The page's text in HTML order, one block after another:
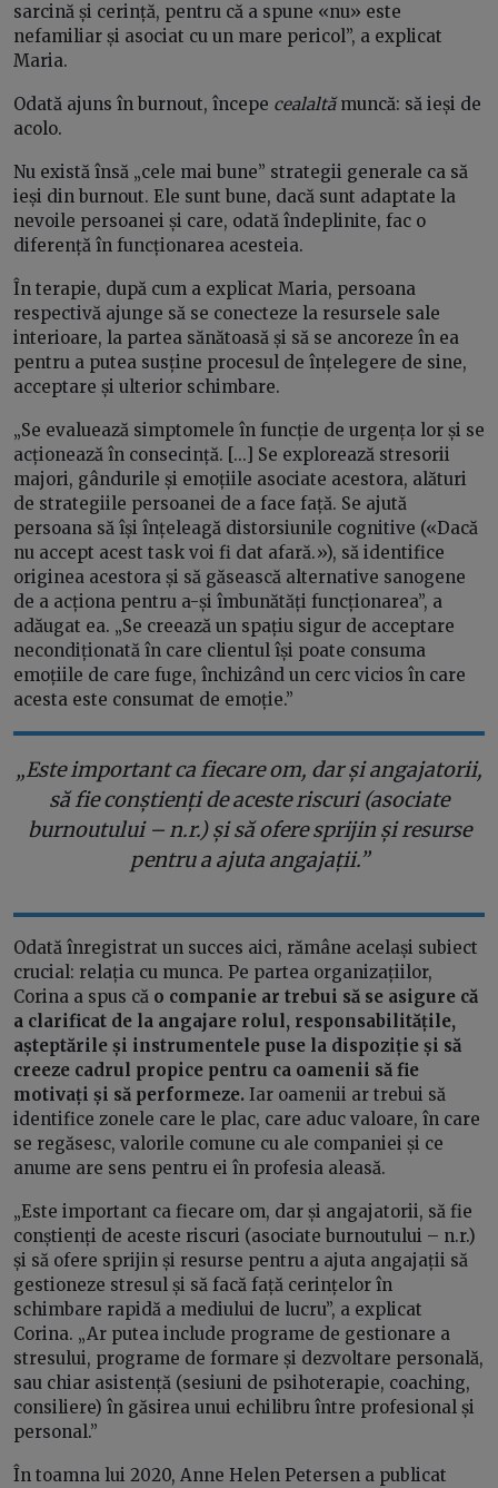
sarcină și cerință, pentru că a spune «nu» este
nefamiliar și asociat cu un mare pericol”, a explicat
Maria.
Odată ajuns în burnout, începe cealaltămuncă: să ieși de
acolo.
Nu există însă „cele mai bune” strategii generale ca să
ieși din burnout. Ele sunt bune, dacă sunt adaptate la
nevoile persoanei și care, odată îndeplinite, fac o
diferență în funcționarea acesteia.
În terapie, după cum a explicat Maria, persoana
respectivă ajunge să se conecteze la resursele sale
interioare, la partea sănătoasă și să se ancoreze în ea
pentru a putea susține procesul de înțelegere de sine,
acceptare și ulterior schimbare.
„Se evaluează simptomele în funcție de urgența lor și se
acționează în consecință. [...] Se explorează stresorii
majori, gândurile și emoțiile asociate acestora, alături
de strategiile persoanei de a face față. Se ajută
persoana să își înțeleagă distorsiunile cognitive («Dacă
nu accept acest task voi fi dat afară.»), să identifice
originea acestora și să găsească alternative sanogene
de a acționa pentru a-și îmbunătăți funcționarea”, a
adăugat ea. „Se creează un spațiu sigur de acceptare
necondiționată în care clientul își poate consuma
emoțiile de care fuge, închizând un cerc vicios în care
acesta este consumat de emoție.”
„Este important ca fiecare om, dar și angajatorii,
să fie conștienți de aceste riscuri (asociate
burnoutului – n.r.) și să ofere sprijin și resurse
pentru a ajuta angajații.”
Odată înregistrat un succes aici, rămâne același subiect
crucial: relația cu munca. Pe partea organizațiilor,
Corina a spus că o companie ar trebui să se asigure că
a clarificat de la angajare rolul, responsabilitățile,
așteptările și instrumentele puse la dispoziție și să
creeze cadrul propice pentru ca oamenii să fie
motivați și să performeze. Iar oamenii ar trebui să
identifice zonele care le plac, care aduc valoare, în care
se regăsesc, valorile comune cu ale companiei și ce
anume are sens pentru ei în profesia aleasă.
„Este important ca fiecare om, dar și angajatorii, să fie
conștienți de aceste riscuri (asociate burnoutului – n.r.)
și să ofere sprijin și resurse pentru a ajuta angajații să
gestioneze stresul și să facă față cerințelor în
schimbare rapidă a mediului de lucru”, a explicat
Corina. „Ar putea include programe de gestionare a
stresului, programe de formare și dezvoltare personală,
sau chiar asistență (sesiuni de psihoterapie, coaching,
consiliere) în găsirea unui echilibru între profesional și
personal.”
În toamna lui 2020, Anne Helen Petersen a publicat